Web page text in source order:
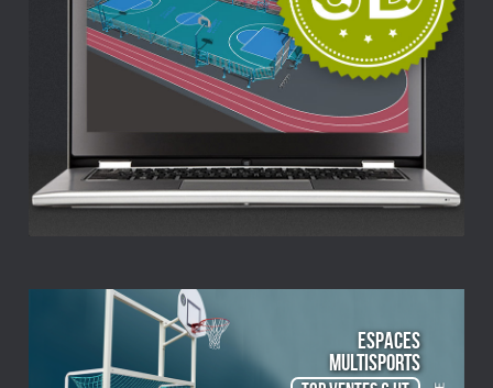
ESPACES
Multisports